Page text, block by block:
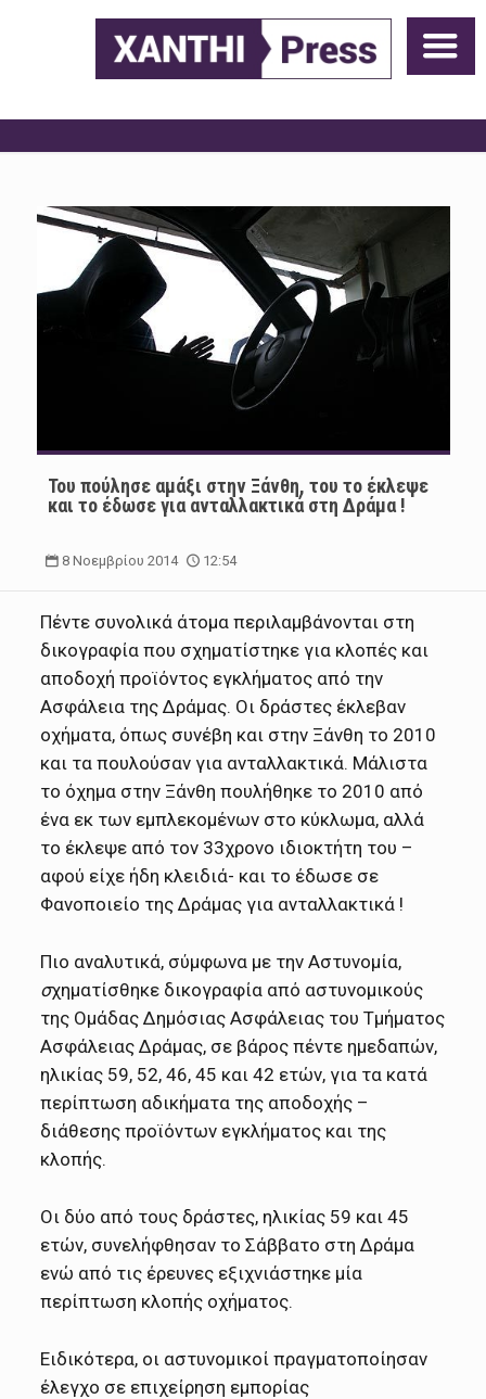
Του πούλησε αμάξι στην Ξάνθη, του το έκλεψε
και το έδωσε για ανταλλακτικά στη Δράμα !
8 Νοεμβρίου 2014 12:54
Πέντε συνολικά άτομα περιλαμβάνονται στη
δικογραφία που σχηματίστηκε για κλοπές και
αποδοχή προϊόντος εγκλήματος από την
Ασφάλεια της Δράμας. Οι δράστες έκλεβαν
οχήματα, όπως συνέβη και στην Ξάνθη το 2010
και τα πουλούσαν για ανταλλακτικά. Μάλιστα
το όχημα στην Ξάνθη πουλήθηκε το 2010 από
ένα εκ των εμπλεκομένων στο κύκλωμα, αλλά
το έκλεψε από τον 33χρονο ιδιοκτήτη του –
αφού είχε ήδη κλειδιά- και το έδωσε σε
Φανοποιείο της Δράμας για ανταλλακτικά !
Πιο αναλυτικά, σύμφωνα με την Αστυνομία,
σχηματίσθηκε δικογραφία από αστυνομικούς
της Ομάδας Δημόσιας Ασφάλειας του Τμήματος
Ασφάλειας Δράμας, σε βάρος πέντε ημεδαπών,
ηλικίας 59, 52, 46, 45 και 42 ετών, για τα κατά
περίπτωση αδικήματα της αποδοχής –
διάθεσης προϊόντων εγκλήματος και της
κλοπής.
Οι δύο από τους δράστες, ηλικίας 59 και 45
ετών, συνελήφθησαν το Σάββατο στη Δράμα
ενώ από τις έρευνες εξιχνιάστηκε μία
περίπτωση κλοπής οχήματος.
Ειδικότερα, οι αστυνομικοί πραγματοποίησαν
έλεγχο σε επιχείρηση εμπορίας